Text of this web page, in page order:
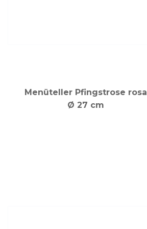
Menüteller Pfingstrose rosa
Ø 27 cm